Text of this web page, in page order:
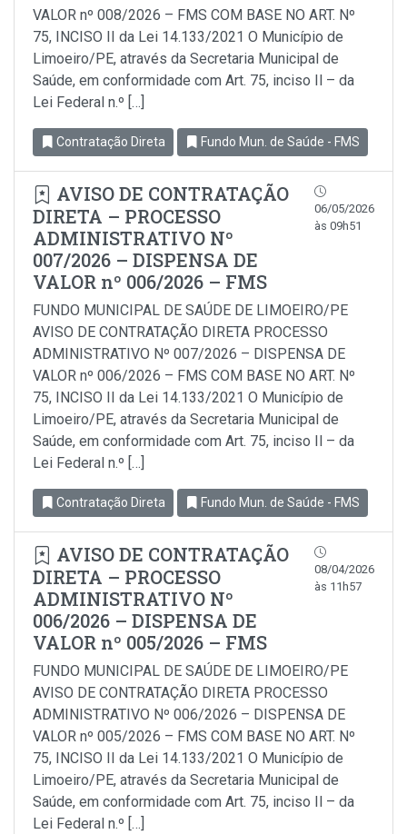
VALOR nº 008/2026 – FMS COM BASE NO ART. Nº
75, INCISO II da Lei 14.133/2021 O Município de
Limoeiro/PE, através da Secretaria Municipal de
Saúde, em conformidade com Art. 75, inciso Il – da
Lei Federal n.º […]
Contratação Direta Fundo Mun. de Saúde - FMS
AVISO DE CONTRATAÇÃO
DIRETA – PROCESSO
ADMINISTRATIVO Nº
007/2026 – DISPENSA DE
VALOR nº 006/2026 – FMS
06/05/2026
às 09h51
FUNDO MUNICIPAL DE SAÚDE DE LIMOEIRO/PE
AVISO DE CONTRATAÇÃO DIRETA PROCESSO
ADMINISTRATIVO Nº 007/2026 – DISPENSA DE
VALOR nº 006/2026 – FMS COM BASE NO ART. Nº
75, INCISO II da Lei 14.133/2021 O Município de
Limoeiro/PE, através da Secretaria Municipal de
Saúde, em conformidade com Art. 75, inciso Il – da
Lei Federal n.º […]
Contratação Direta Fundo Mun. de Saúde - FMS
AVISO DE CONTRATAÇÃO
DIRETA – PROCESSO
ADMINISTRATIVO Nº
006/2026 – DISPENSA DE
VALOR nº 005/2026 – FMS
08/04/2026
às 11h57
FUNDO MUNICIPAL DE SAÚDE DE LIMOEIRO/PE
AVISO DE CONTRATAÇÃO DIRETA PROCESSO
ADMINISTRATIVO Nº 006/2026 – DISPENSA DE
VALOR nº 005/2026 – FMS COM BASE NO ART. Nº
75, INCISO II da Lei 14.133/2021 O Município de
Limoeiro/PE, através da Secretaria Municipal de
Saúde, em conformidade com Art. 75, inciso Il – da
Lei Federal n.º […]